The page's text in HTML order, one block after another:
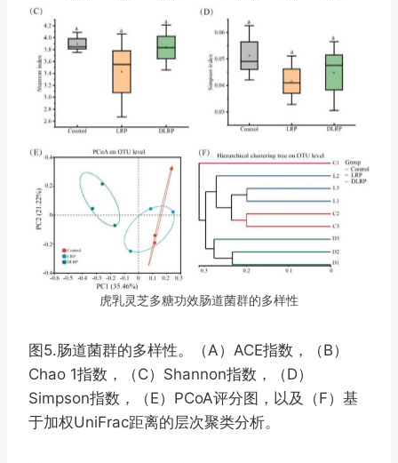
虎乳灵芝多糖功效肠道菌群的多样性
图5.肠道菌群的多样性。（A）ACE指数，（B）
Chao 1指数，（C）Shannon指数，（D）
Simpson指数，（E）PCoA评分图，以及（F）基
于加权UniFrac距离的层次聚类分析。